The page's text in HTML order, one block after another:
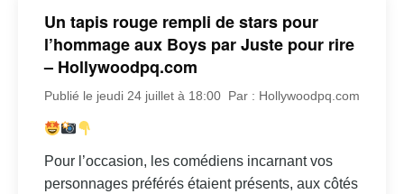
Un tapis rouge rempli de stars pour
l’hommage aux Boys par Juste pour rire
– Hollywoodpq.com
Publié le jeudi 24 juillet à 18:00 Par : Hollywoodpq.com
Pour l’occasion, les comédiens incarnant vos
personnages préférés étaient présents, aux côtés